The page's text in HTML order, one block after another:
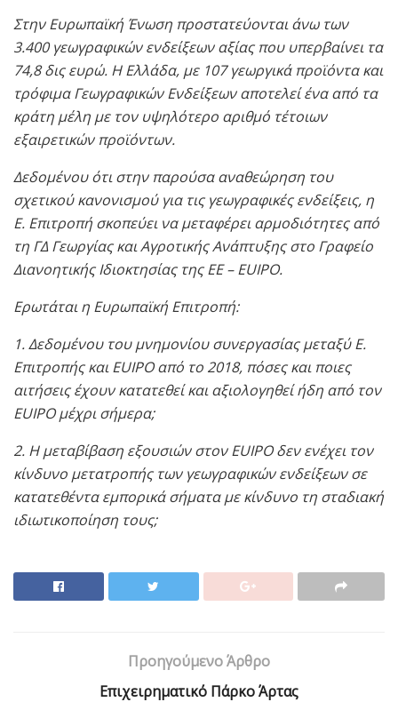
Στην Ευρωπαϊκή Ένωση προστατεύονται άνω των
3.400 γεωγραφικών ενδείξεων αξίας που υπερβαίνει τα
74,8 δις ευρώ. Η Ελλάδα, με 107 γεωργικά προϊόντα και
τρόφιμα Γεωγραφικών Ενδείξεων αποτελεί ένα από τα
κράτη μέλη με τον υψηλότερο αριθμό τέτοιων
εξαιρετικών προϊόντων.
Δεδομένου ότι στην παρούσα αναθεώρηση του
σχετικού κανονισμού για τις γεωγραφικές ενδείξεις, η
Ε. Επιτροπή σκοπεύει να μεταφέρει αρμοδιότητες από
τη ΓΔ Γεωργίας και Αγροτικής Ανάπτυξης στο Γραφείο
Διανοητικής Ιδιοκτησίας της ΕΕ – EUIPO.
Ερωτάται η Ευρωπαϊκή Επιτροπή:
1. Δεδομένου του μνημονίου συνεργασίας μεταξύ Ε.
Επιτροπής και EUIPO από το 2018, πόσες και ποιες
αιτήσεις έχουν κατατεθεί και αξιολογηθεί ήδη από τον
EUIPO μέχρι σήμερα;
2. Η μεταβίβαση εξουσιών στον EUIPO δεν ενέχει τον
κίνδυνο μετατροπής των γεωγραφικών ενδείξεων σε
κατατεθέντα εμπορικά σήματα με κίνδυνο τη σταδιακή
ιδιωτικοποίηση τους;
Προηγούμενο Άρθρο
Επιχειρηματικό Πάρκο Άρτας